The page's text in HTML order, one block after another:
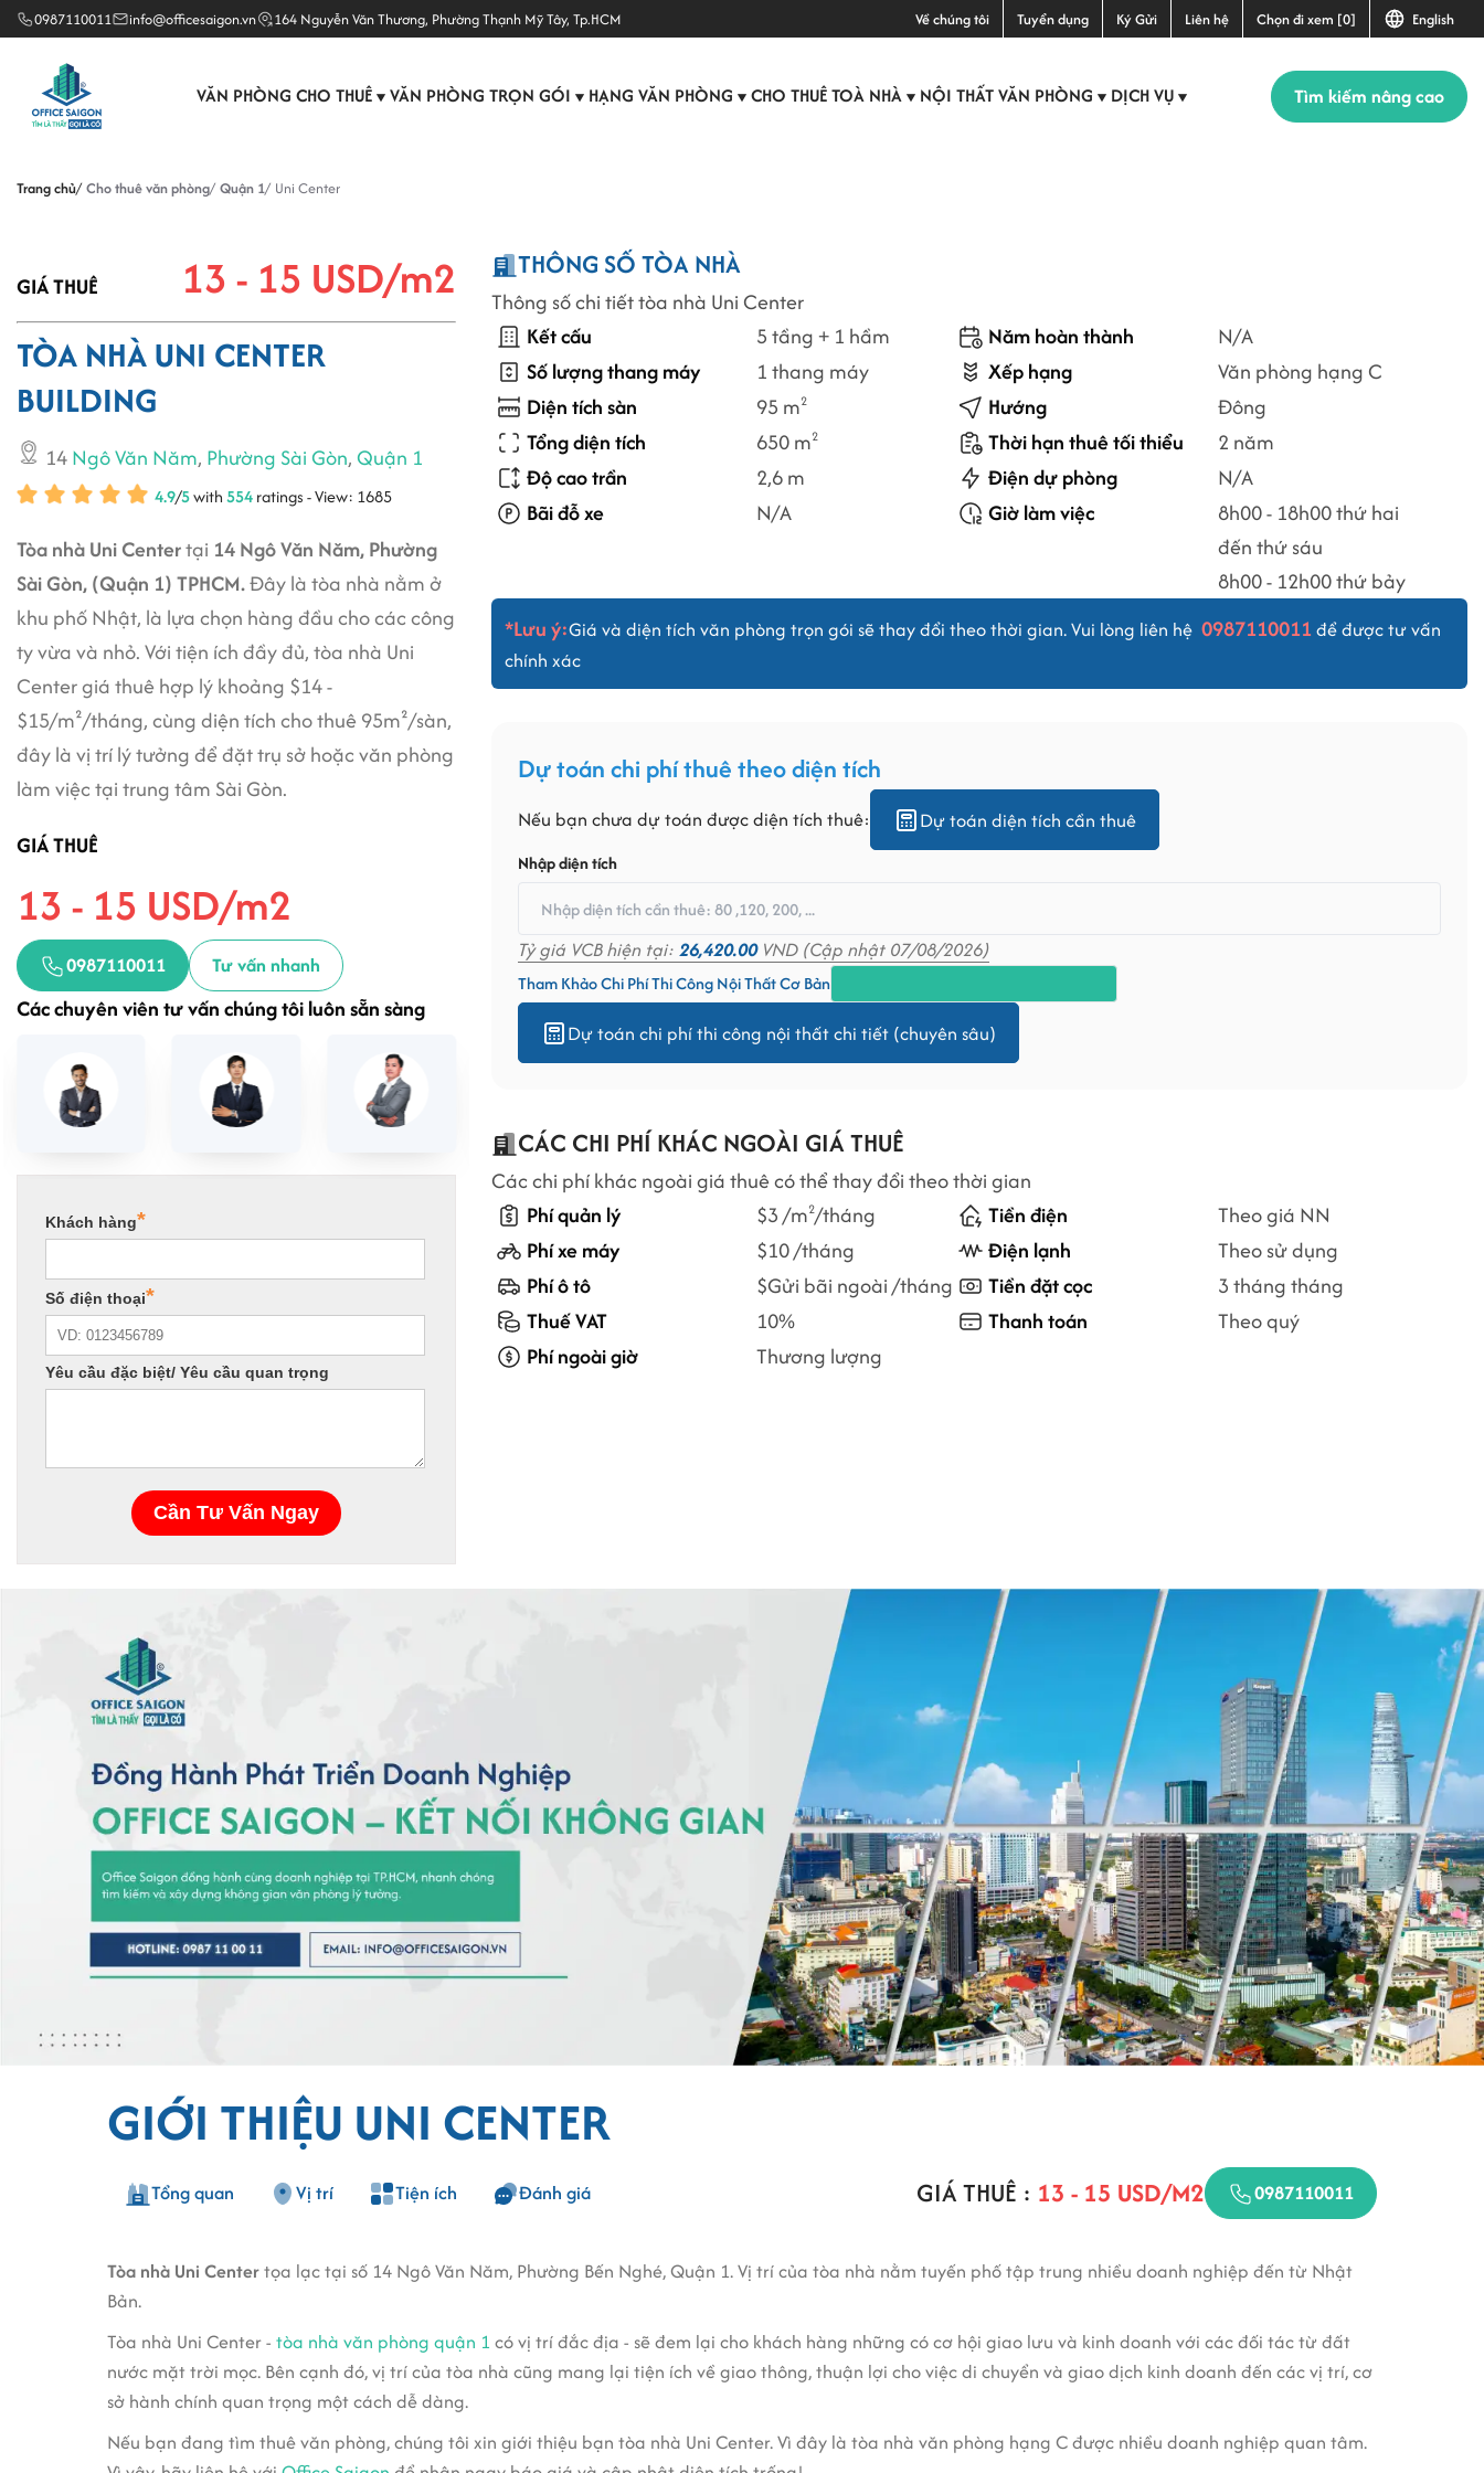
0987110011 info@officesaigon.vn 164 Nguyễn Văn Thương, Phường Thạnh Mỹ Tây, Tp.HCM Về chúng tôi Tuyển dụng Ký Gửi Liên hệ Chọn đi xem [0] English
VĂN PHÒNG CHO THUÊ ▼ VĂN PHÒNG TRỌN GÓI ▼ HẠNG VĂN PHÒNG ▼ CHO THUÊ TOÀ NHÀ ▼ NỘI THẤT VĂN PHÒNG ▼ DỊCH VỤ ▼ Tìm kiếm nâng cao
Trang chủ Cho thuê văn phòng Quận 1 Uni Center
GIÁ THUÊ 13 - 15 USD/m2
TÒA NHÀ UNI CENTER
BUILDING
14Ngô Văn Năm, Phường Sài Gòn,Quận 1
4.9/5with554ratings - View: 1685
Tòa nhà Uni Centertại 14 Ngô Văn Năm, Phường
Sài Gòn, (Quận 1) TPHCM.Đây là tòa nhà nằm ở
khu phố Nhật, là lựa chọn hàng đầu cho các công
ty vừa và nhỏ. Với tiện ích đầy đủ, tòa nhà Uni
Center giá thuê hợp lý khoảng $14 -
$15/m²/tháng, cùng diện tích cho thuê 95m²/sàn,
đây là vị trí lý tưởng để đặt trụ sở hoặc văn phòng
làm việc tại trung tâm Sài Gòn.
GIÁ THUÊ
13 - 15 USD/m2
0987110011 Tư vấn nhanh
Các chuyên viên tư vấn chúng tôi luôn sẵn sàng
THÔNG SỐ TÒA NHÀ
Thông số chi tiết tòa nhà Uni Center
Kết cấu
5 tầng + 1 hầm Năm hoàn thành
N/A
Số lượng thang máy
1 thang máy Xếp hạng
Văn phòng hạng C
Diện tích sàn
95 m2 Hướng
Đông
Tổng diện tích
650 m2 Thời hạn thuê tối thiểu
2 năm
Độ cao trần
2,6 m Điện dự phòng
N/A
Bãi đỗ xe
N/A Giờ làm việc
8h00 - 18h00 thứ hai
đến thứ sáu
8h00 - 12h00 thứ bảy
*Lưu ý:Giá và diện tích văn phòng trọn gói sẽ thay đổi theo thời gian. Vui lòng liên hệ 0987110011để được tư vấn
chính xác
Dự toán chi phí thuê theo diện tích
Nếu bạn chưa dự toán được diện tích thuê: Dự toán diện tích cần thuê
Nhập diện tích
Tỷ giá VCB hiện tại: 26,420.00VND (Cập nhật 07/08/2026)
Tham Khảo Chi Phí Thi Công Nội Thất Cơ Bản
Dự toán chi phí thi công nội thất chi tiết (chuyên sâu)
CÁC CHI PHÍ KHÁC NGOÀI GIÁ THUÊ
Các chi phí khác ngoài giá thuê có thể thay đổi theo thời gian
Phí quản lý
$3 /m2/tháng Tiền điện
Theo giá NN
Phí xe máy
$10 /tháng Điện lạnh
Theo sử dụng
Phí ô tô
$Gửi bãi ngoài /tháng Tiền đặt cọc
3 tháng tháng
Thuế VAT
10% Thanh toán
Theo quý
Phí ngoài giờ
Thương lượng
GIỚI THIỆU UNI CENTER
Tổng quan Vị trí Tiện ích Đánh giá GIÁ THUÊ : 13 - 15 USD/M2 0987110011
Tòa nhà Uni Centertọa lạc tại số 14 Ngô Văn Năm, Phường Bến Nghé, Quận 1. Vị trí của tòa nhà nằm tuyến phố tập trung nhiều doanh nghiệp đến từ Nhật
Bản.
Tòa nhà Uni Center - tòa nhà văn phòng quận 1 có vị trí đắc địa - sẽ đem lại cho khách hàng những có cơ hội giao lưu và kinh doanh với các đối tác từ đất
nước mặt trời mọc. Bên cạnh đó, vị trí của tòa nhà cũng mang lại tiện ích về giao thông, thuận lợi cho việc di chuyển và giao dịch kinh doanh đến các vị trí, cơ
sở hành chính quan trọng một cách dễ dàng.
Nếu bạn đang tìm thuê văn phòng, chúng tôi xin giới thiệu bạn tòa nhà Uni Center. Vì đây là tòa nhà văn phòng hạng C được nhiều doanh nghiệp quan tâm.